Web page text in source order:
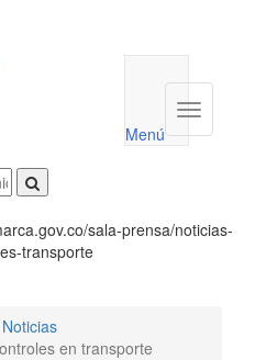
utilidades
Menú
Menú
sala-prensa/noticias-
transporte
Noticias
en transporte